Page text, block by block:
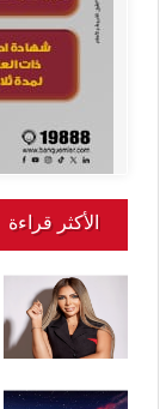
الأكثر قراءة